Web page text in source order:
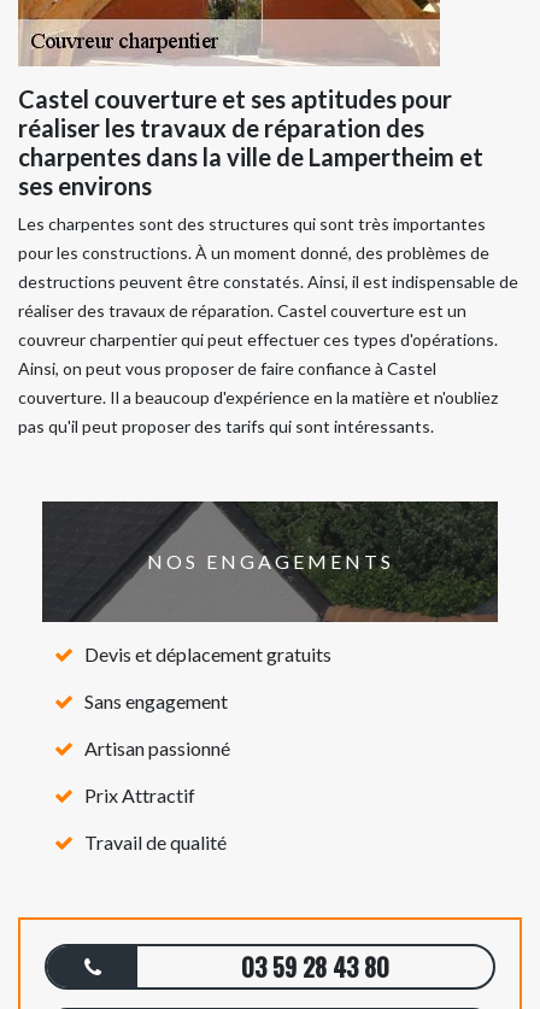
Castel couverture et ses aptitudes pour
réaliser les travaux de réparation des
charpentes dans la ville de Lampertheim et
ses environs
Les charpentes sont des structures qui sont très importantes
pour les constructions. À un moment donné, des problèmes de
destructions peuvent être constatés. Ainsi, il est indispensable de
réaliser des travaux de réparation. Castel couverture est un
couvreur charpentier qui peut effectuer ces types d'opérations.
Ainsi, on peut vous proposer de faire confiance à Castel
couverture. Il a beaucoup d'expérience en la matière et n'oubliez
pas qu'il peut proposer des tarifs qui sont intéressants.
NOS ENGAGEMENTS
Devis et déplacement gratuits
Sans engagement
Artisan passionné
Prix Attractif
Travail de qualité
03 59 28 43 80